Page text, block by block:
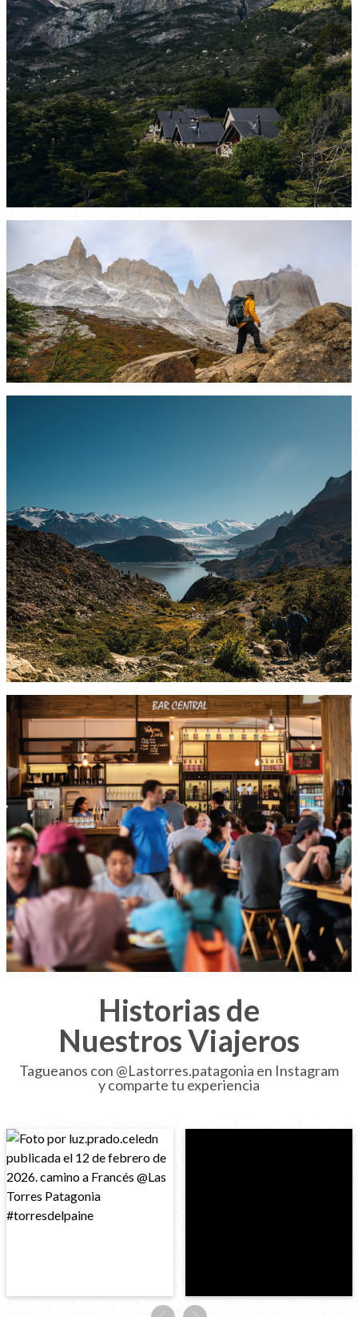
Historias de
Nuestros Viajeros
Tagueanos con @Lastorres.patagonia en Instagram
y comparte tu experiencia